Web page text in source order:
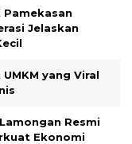
Pamekasan
Jelaskan
yang Viral
Resmi
Ekonomi